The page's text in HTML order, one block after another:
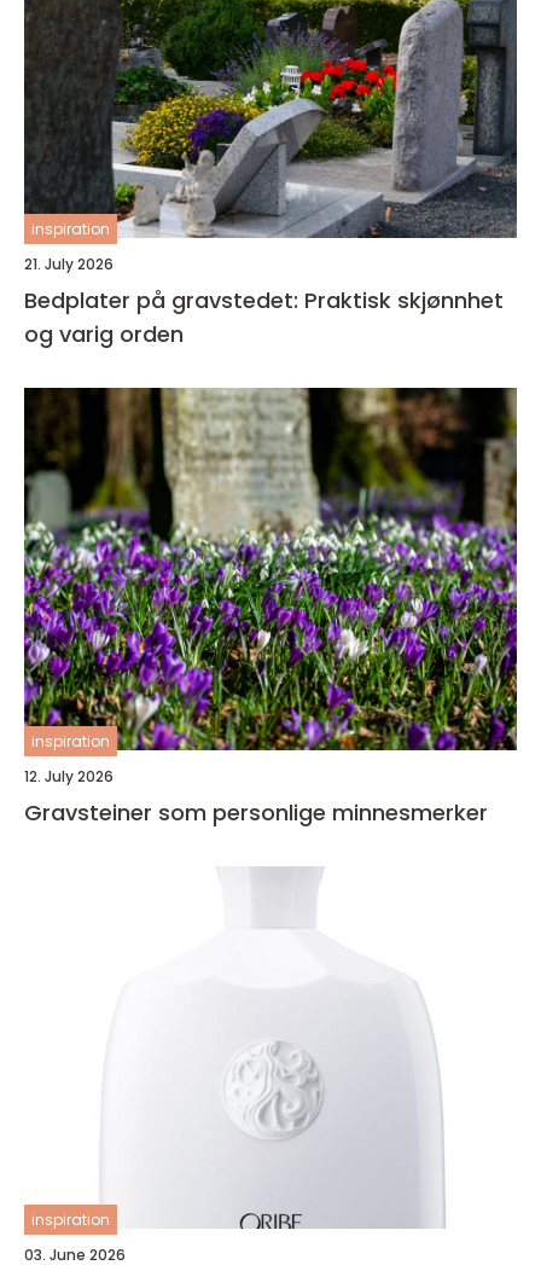
inspiration
21. July 2026
Bedplater på gravstedet: Praktisk skjønnhet
og varig orden
inspiration
12. July 2026
Gravsteiner som personlige minnesmerker
inspiration
03. June 2026